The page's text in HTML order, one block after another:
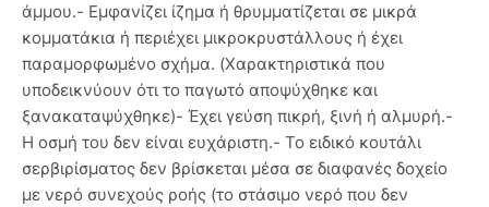
άμμου.- Εμφανίζει ίζημα ή θρυμματίζεται σε μικρά
κομματάκια ή περιέχει μικροκρυστάλλους ή έχει
παραμορφωμένο σχήμα. (Χαρακτηριστικά που
υποδεικνύουν ότι το παγωτό αποψύχθηκε και
ξανακαταψύχθηκε)- Έχει γεύση πικρή, ξινή ή αλμυρή.-
Η οσμή του δεν είναι ευχάριστη.- Το ειδικό κουτάλι
σερβιρίσματος δεν βρίσκεται μέσα σε διαφανές δοχείο
με νερό συνεχούς ροής (το στάσιμο νερό που δεν